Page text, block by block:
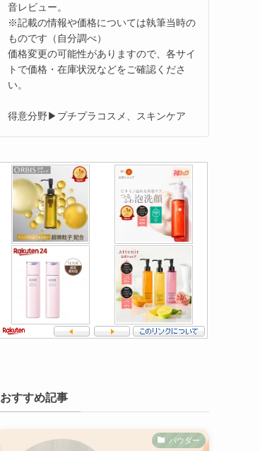
音レビュー。
※記載の情報や価格については執筆当時の
ものです（自分調べ）
価格変更の可能性がありますので、各サイ
トで価格・在庫状況などをご確認くださ
い。
得意分野▶プチプラコスメ、スキンケア
おすすめ記事
パウダー